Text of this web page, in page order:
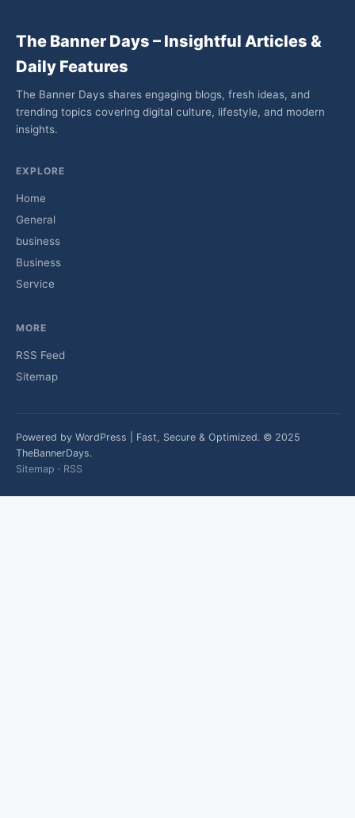
The Banner Days – Insightful Articles &
Daily Features
The Banner Days shares engaging blogs, fresh ideas, and
trending topics covering digital culture, lifestyle, and modern
insights.
EXPLORE
Home
General
business
Business
Service
MORE
RSS Feed
Sitemap
Powered by WordPress | Fast, Secure & Optimized. © 2025
TheBannerDays.
Sitemap · RSS